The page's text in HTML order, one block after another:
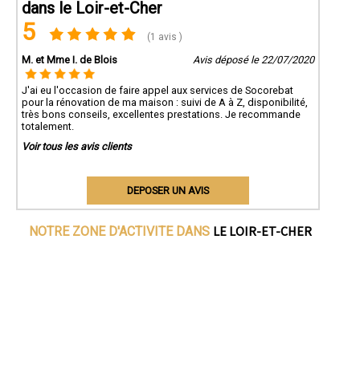
dans le Loir-et-Cher
5 (1 avis )
M. et Mme I. de Blois Avis déposé le 22/07/2020
J'ai eu l'occasion de faire appel aux services de Socorebat
pour la rénovation de ma maison : suivi de A à Z, disponibilité,
très bons conseils, excellentes prestations. Je recommande
totalement.
Voir tous les avis clients
DEPOSER UN AVIS
NOTRE ZONE D'ACTIVITE DANS LE LOIR-ET-CHER